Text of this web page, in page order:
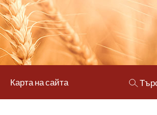
Карта на сайта